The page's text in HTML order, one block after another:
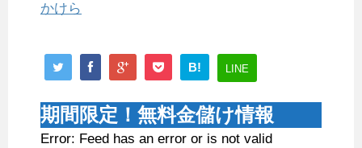
かけら
B! LINE
期間限定！無料金儲け情報
Error: Feed has an error or is not valid